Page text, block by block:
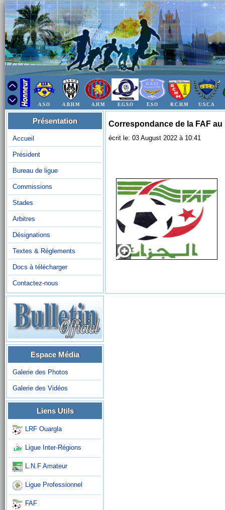
A.S.O A.B.H.M A.H.M E.G.S.O E.S.O R.C.H.M U.S.C.A
Présentation
Accueil
Président
Bureau de ligue
Commissions
Stades
Arbitres
Désignations
Textes & Réglements
Docs à télécharger
Contactez-nous
Espace Média
Galerie des Photos
Galerie des Vidéos
Liens Utils
LRF Ouargla
Ligue Inter-Régions
L.N.F Amateur
Ligue Professionnel
FAF
Correspondance de la FAF
écrit le: 03 August 2022 à 10:41